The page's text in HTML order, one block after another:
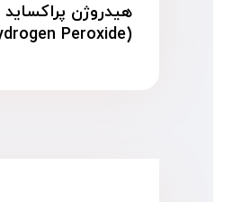
(Hydrogen Peroxide)